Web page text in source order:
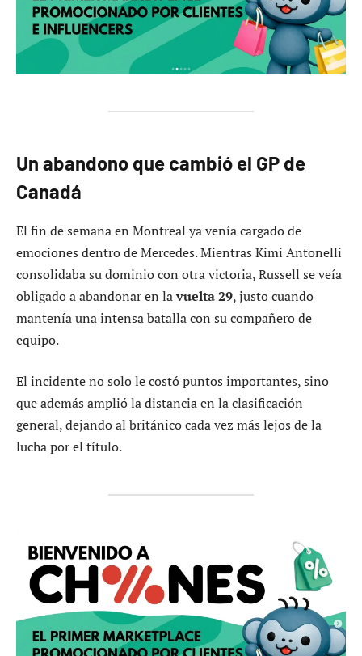
Un abandono que cambió el GP de
Canadá
El fin de semana en Montreal ya venía cargado de
emociones dentro de Mercedes. Mientras Kimi Antonelli
consolidaba su dominio con otra victoria, Russell se veía
obligado a abandonar en lavuelta 29, justo cuando
mantenía una intensa batalla con su compañero de
equipo.
El incidente no solo le costó puntos importantes, sino
que además amplió la distancia en la clasificación
general, dejando al británico cada vez más lejos de la
lucha por el título.